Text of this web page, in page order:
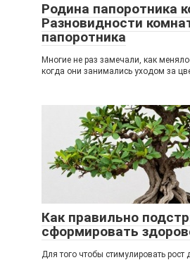
Родина папоротника
Разновидности
папоротника
Многие не раз замечали, как
когда они занимались уходом за
Как правильно
сформировать
Для того чтобы стимулировать рост